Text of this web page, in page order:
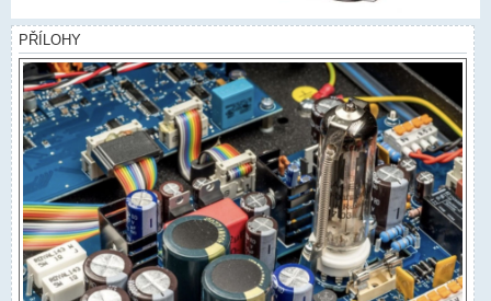
PŘÍLOHY